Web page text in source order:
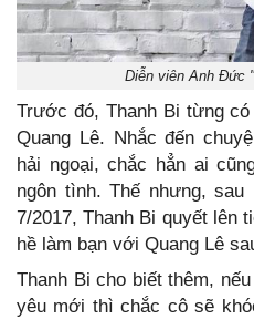
Diễn viên Anh Đức
Trước đó, Thanh Bi từng có
Quang Lê. Nhắc đến
hải ngoại, chắc hẳn ai
ngôn tình. Thế nhưng,
7/2017, Thanh Bi quyết lên
hề làm bạn với Quang Lê
Thanh Bi cho biết thêm,
yêu mới thì chắc cô sẽ